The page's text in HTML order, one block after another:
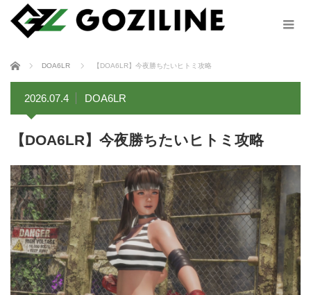
ホーム DOA6LR 【DOA6LR】今夜勝ちたいヒトミ攻略
2026.07.4 DOA6LR
【DOA6LR】今夜勝ちたいヒトミ攻略